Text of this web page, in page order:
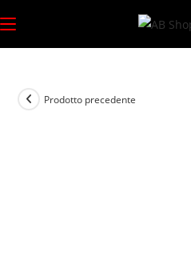
al
contenuto
Prodotto precedente